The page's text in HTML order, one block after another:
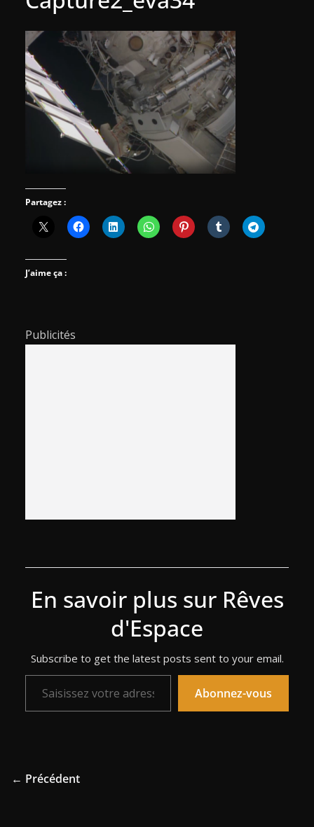
Partagez :
J’aime ça :
Publicités
En savoir plus sur Rêves
d'Espace
Subscribe to get the latest posts sent to your email.
Saisissez votre adresse e-mail…
Abonnez-vous
← Précédent